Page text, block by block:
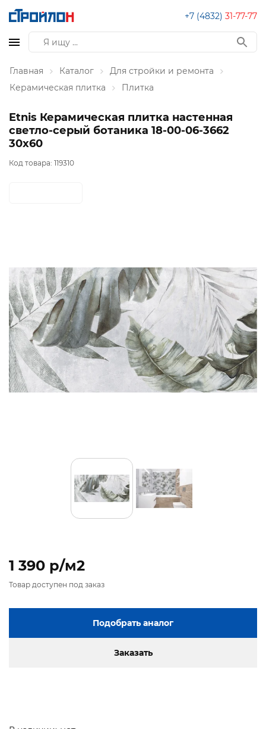
+7 (4832) 31-77-77
Главная Каталог
Для стройки и ремонта
Керамическая плитка
Плитка
Etnis Керамическая плитка настенная
светло-серый ботаника 18-00-06-3662
30х60
Код товара: 119310
1 390 p/м2
Товар доступен под заказ
Подобрать аналог
Заказать